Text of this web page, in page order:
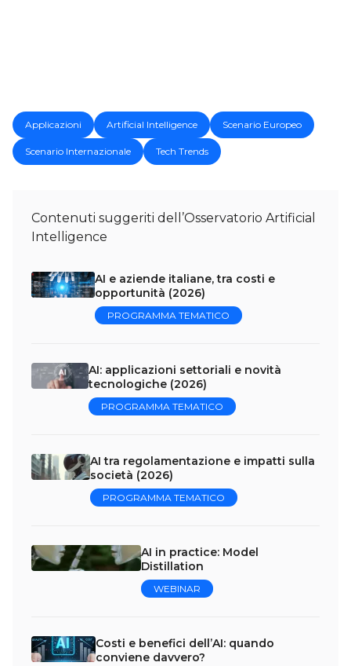
Applicazioni Artificial Intelligence Scenario Europeo
Scenario Internazionale Tech Trends
Contenuti suggeriti dell’Osservatorio Artificial
Intelligence
AI e aziende italiane, tra costi e
opportunità (2026)
PROGRAMMA TEMATICO
AI: applicazioni settoriali e novità
tecnologiche (2026)
PROGRAMMA TEMATICO
AI tra regolamentazione e impatti sulla
società (2026)
PROGRAMMA TEMATICO
AI in practice: Model
Distillation
WEBINAR
Costi e benefici dell’AI: quando
conviene davvero?